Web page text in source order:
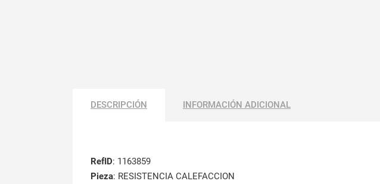
DESCRIPCIÓN INFORMACIÓN ADICIONAL
RefID: 1163859
Pieza: RESISTENCIA CALEFACCION